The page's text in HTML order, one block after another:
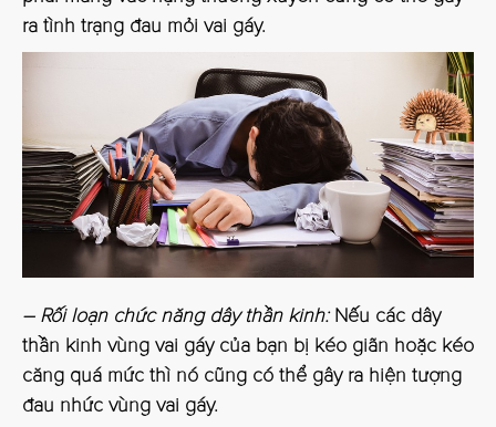
ra tình trạng đau mỏi vai gáy.
– Rối loạn chức năng dây thần kinh:Nếu các dây
thần kinh vùng vai gáy của bạn bị kéo giãn hoặc kéo
căng quá mức thì nó cũng có thể gây ra hiện tượng
đau nhức vùng vai gáy.